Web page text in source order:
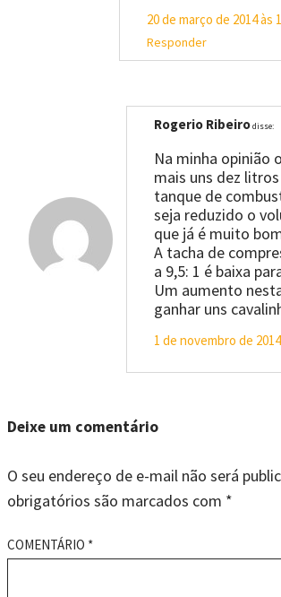
20 de março de 2014 às
Responder
Rogerio Ribeirodisse:
Na minha opinião
mais uns dez
tanque de
seja reduzido o
que já é muito
A tacha de
a 9,5: 1 é baixa
Um aumento
ganhar uns
1 de novembro de
Deixe um comentário
O seu endereço de e-mail não será
obrigatórios são marcados com *
COMENTÁRIO *